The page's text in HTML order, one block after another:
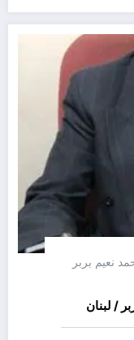
نعيم بربر
/ لبنان